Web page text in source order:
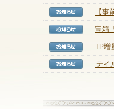
【お
【
【お
宝箱
【お
TP増
【お
テイ